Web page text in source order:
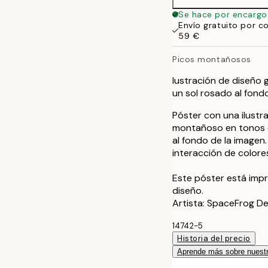
Se hace por encargo
Envío gratuito por
59 €
Picos montañosos
Iustración de diseño
un sol rosado al
Póster con una
montañoso en tonos
al fondo de la
interacción de
Este póster está
diseño.
Artista: SpaceFrog
14742-5
Historia del precio
Aprende más sobre